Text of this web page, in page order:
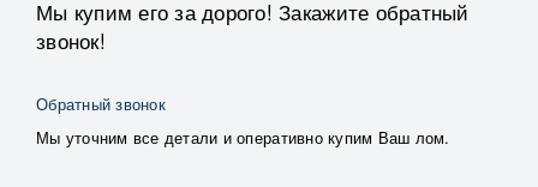
Мы купим его за дорого! Закажите обратный
звонок!
Обратный звонок
Мы уточним все детали и оперативно купим Ваш лом.